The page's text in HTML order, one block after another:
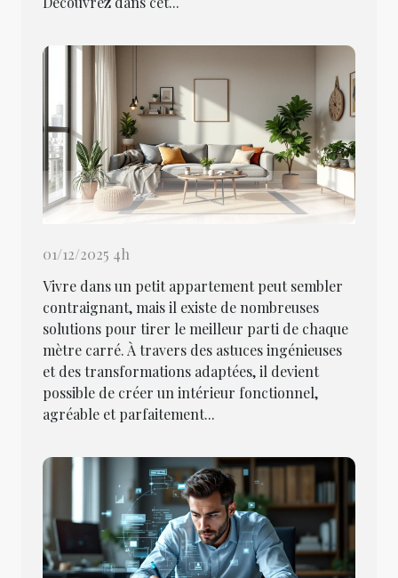
01/12/2025 4h
Vivre dans un petit appartement peut sembler
contraignant, mais il existe de nombreuses
solutions pour tirer le meilleur parti de chaque
mètre carré. À travers des astuces ingénieuses
et des transformations adaptées, il devient
possible de créer un intérieur fonctionnel,
agréable et parfaitement...